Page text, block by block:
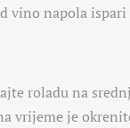
vino napola
roladu na
vrijeme je